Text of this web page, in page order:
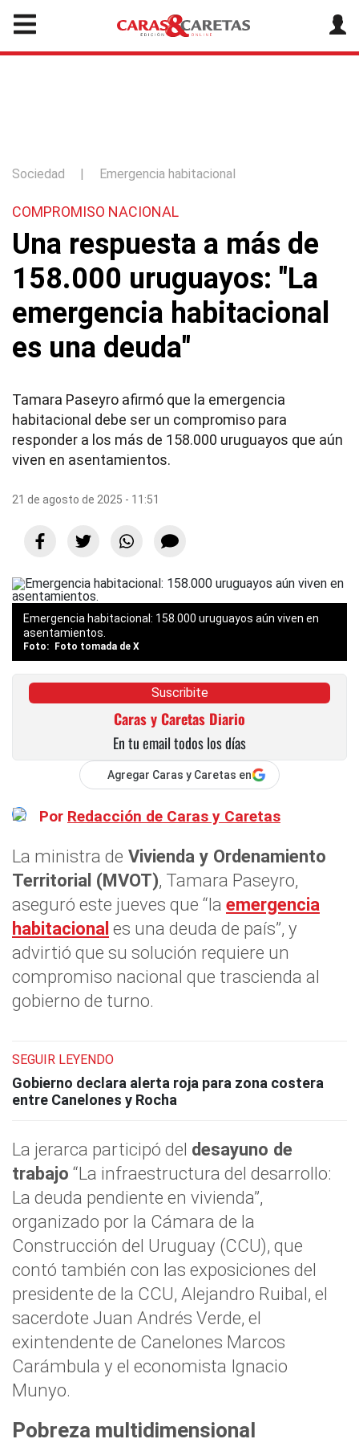
Sociedad | Emergencia habitacional
COMPROMISO NACIONAL
Una respuesta a más de
158.000 uruguayos: "La
emergencia habitacional
es una deuda"
Tamara Paseyro afirmó que la emergencia
habitacional debe ser un compromiso para
responder a los más de 158.000 uruguayos que aún
viven en asentamientos.
21 de agosto de 2025 - 11:51
Emergencia habitacional: 158.000 uruguayos aún viven en
asentamientos.
Foto tomada de X
Suscribite
Caras y Caretas Diario
En tu email todos los días
Agregar Caras y Caretas en
Por Redacción de Caras y Caretas
La ministra de Vivienda y Ordenamiento
Territorial (MVOT), Tamara Paseyro,
aseguró este jueves que “la emergencia
habitacionales una deuda de país”, y
advirtió que su solución requiere un
compromiso nacional que trascienda al
gobierno de turno.
SEGUIR LEYENDO
Gobierno declara alerta roja para zona costera
entre Canelones y Rocha
La jerarca participó del desayuno de
trabajo “La infraestructura del desarrollo:
La deuda pendiente en vivienda”,
organizado por la Cámara de la
Construcción del Uruguay (CCU), que
contó también con las exposiciones del
presidente de la CCU, Alejandro Ruibal, el
sacerdote Juan Andrés Verde, el
exintendente de Canelones Marcos
Carámbula y el economista Ignacio
Munyo.
Pobreza multidimensional